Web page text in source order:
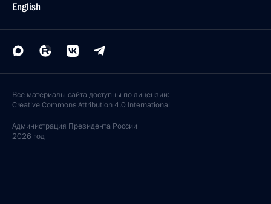
English
Все материалы сайта доступны по лицензии:
Creative Commons Attribution 4.0 International
Администрация Президента России
2026 год